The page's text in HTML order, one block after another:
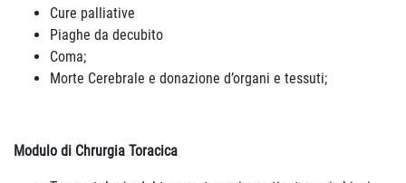
Cure palliative
Piaghe da decubito
Coma;
Morte Cerebrale e donazione d’organi e tessuti;
Modulo di Chrurgia Toracica